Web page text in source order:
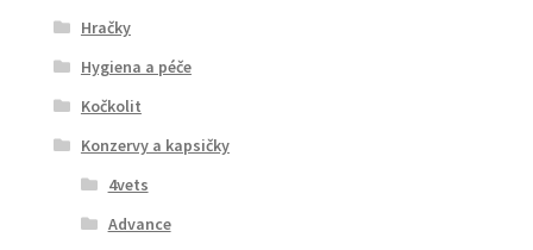
Hračky
Hygiena a péče
Kočkolit
Konzervy a kapsičky
4vets
Advance